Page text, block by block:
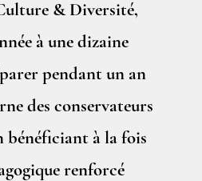
& Diversité,
à une dizaine
pendant un an
des conservateurs
bénéficiant à la fois
renforcé